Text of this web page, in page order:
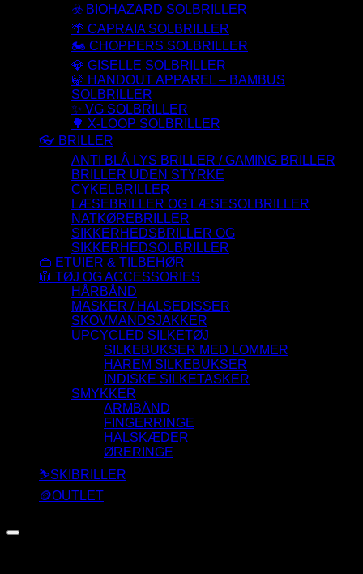
☣️ BIOHAZARD SOLBRILLER
🌴 CAPRAIA SOLBRILLER
🏍️ CHOPPERS SOLBRILLER
💎 GISELLE SOLBRILLER
🍃 HANDOUT APPAREL – BAMBUS
SOLBRILLER
✨ VG SOLBRILLER
🌳 X-LOOP SOLBRILLER
👓 BRILLER
ANTI BLÅ LYS BRILLER / GAMING BRILLER
BRILLER UDEN STYRKE
CYKELBRILLER
LÆSEBRILLER OG LÆSESOLBRILLER
NATKØREBRILLER
SIKKERHEDSBRILLER OG
SIKKERHEDSOLBRILLER
👜 ETUIER & TILBEHØR
🧥 TØJ OG ACCESSORIES
HÅRBÅND
MASKER / HALSEDISSER
SKOVMANDSJAKKER
UPCYCLED SILKETØJ
SILKEBUKSER MED LOMMER
HAREM SILKEBUKSER
INDISKE SILKETASKER
SMYKKER
ARMBÅND
FINGERRINGE
HALSKÆDER
ØRERINGE
⛷️SKIBRILLER
🪙OUTLET